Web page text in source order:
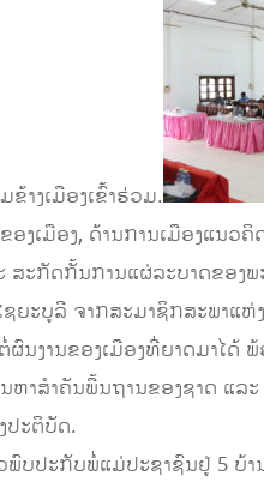
າງເມືອງເຂົ້າຮ່ວມ.
ງເມືອງ, ດ້ານການເມືອງແນວ
ກັດກັ້ນການແຜ່ລະບາດຂອງພ
ະບູລີ ຈາກສະມາຊິກສະພາແຫ່
ນງານຂອງເມືອງທີ່ຍາດມາໄດ້
ຫາສໍາຄັນພື້ນຖານຂອງຊາດ ແ
ປະຕິບັດ.
ບປະກັບພໍ່ແມ່ປະຊາຊົນຢູ່ 5 ບ້